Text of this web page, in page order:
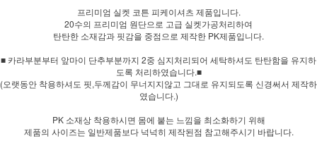
프리미엄 실켓 코튼 피케이셔츠 제품입니다.
20수의 프리미엄 원단으로 고급 실켓가공처리하여
탄탄한 소재감과 핏감을 중점으로 제작한 PK제품입니다.
■ 카라부분부터 앞마이 단추부분까지 2중 심지처리되어 세탁하셔도 탄탄함을 유지하
도록 처리하였습니다.■
(오랫동안 착용하셔도 핏,두께감이 무너지지않고 그대로 유지되도록 신경써서 제작하
였습니다.)
PK 소재상 착용하시면 몸에 붙는 느낌을 최소화하기 위해
제품의 사이즈는 일반제품보다 넉넉히 제작된점 참고해주시기 바랍니다.